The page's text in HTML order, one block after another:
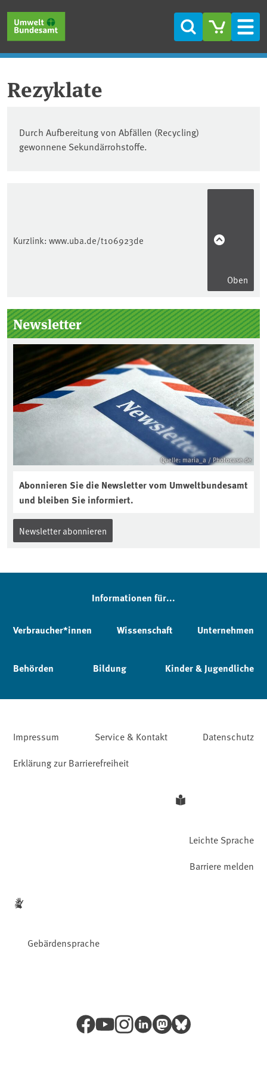
Suche
Rezyklate
Durch Aufbereitung von Abfällen (Recycling)
gewonnene Sekundärrohstoffe.
Kurzlink: www.uba.de/t106923de
Oben
Seitenleiste
Newsletter
Quelle: maria_a / Photocase.de
Abonnieren Sie die Newsletter vom Umweltbundesamt
und bleiben Sie informiert.
Newsletter abonnieren
Informationen für...
Verbraucher*innen Wissenschaft Unternehmen
Behörden Bildung Kinder & Jugendliche
Impressum Service & Kontakt
Datenschutz
Erklärung zur Barrierefreiheit
Leichte Sprache
Gebärdensprache
Barriere melden